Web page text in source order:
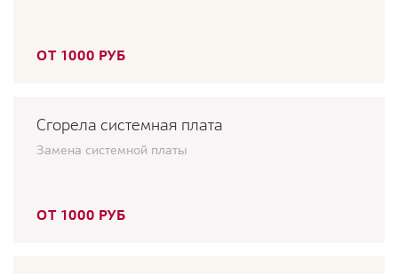
ОТ 1000 РУБ
Сгорела системная плата
Замена системной платы
ОТ 1000 РУБ